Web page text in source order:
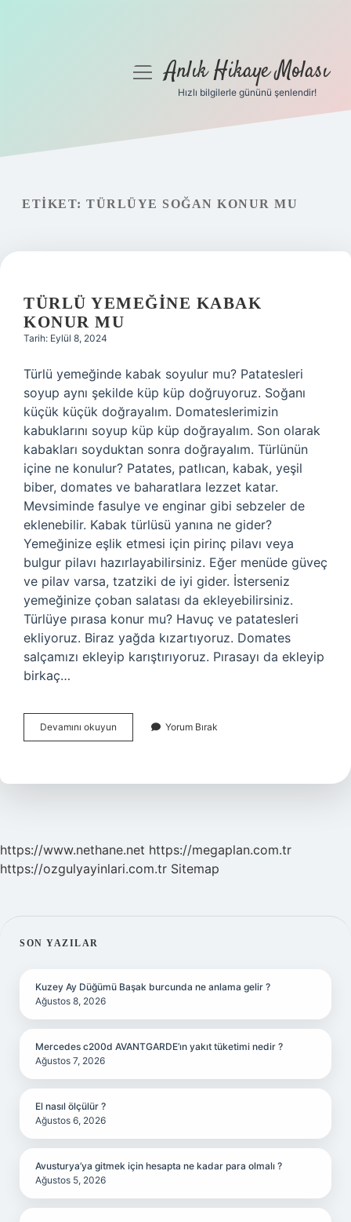
Gizlilik Politikası
menüyüAnlık Hikaye Molası
Hızlı bilgilerle gününü şenlendir!
ETIKET: TÜRLÜYE SOĞAN KONUR MU
TÜRLÜ YEMEĞINE KABAK
KONUR MU
Tarih: Eylül 8, 2024
Türlü yemeğinde kabak soyulur mu? Patatesleri
soyup aynı şekilde küp küp doğruyoruz. Soğanı
küçük küçük doğrayalım. Domateslerimizin
kabuklarını soyup küp küp doğrayalım. Son olarak
kabakları soyduktan sonra doğrayalım. Türlünün
içine ne konulur? Patates, patlıcan, kabak, yeşil
biber, domates ve baharatlara lezzet katar.
Mevsiminde fasulye ve enginar gibi sebzeler de
eklenebilir. Kabak türlüsü yanına ne gider?
Yemeğinize eşlik etmesi için pirinç pilavı veya
bulgur pilavı hazırlayabilirsiniz. Eğer menüde güveç
ve pilav varsa, tzatziki de iyi gider. İsterseniz
yemeğinize çoban salatası da ekleyebilirsiniz.
Türlüye pırasa konur mu? Havuç ve patatesleri
ekliyoruz. Biraz yağda kızartıyoruz. Domates
salçamızı ekleyip karıştırıyoruz. Pırasayı da ekleyip
birkaç…
Devamını okuyun
Yemeğine
Mu
Yorum Bırak
https://www.nethane.net https://megaplan.com.tr
https://ozgulyayinlari.com.tr Sitemap
SIDEBAR
SON YAZILAR
Kuzey Ay Düğümü Başak burcunda ne anlama gelir ?
Ağustos 8, 2026
Mercedes c200d AVANTGARDE’ın yakıt tüketimi nedir ?
Ağustos 7, 2026
El nasıl ölçülür ?
Ağustos 6, 2026
Avusturya’ya gitmek için hesapta ne kadar para olmalı ?
Ağustos 5, 2026